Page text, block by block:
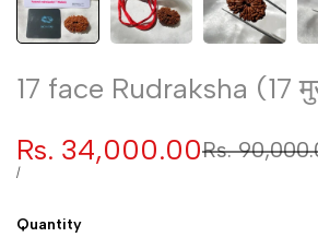
17 face Rudraksha (17
Regular
Rs.
Sale
price
Rs. 34,000.00
UNIT
/PER
Quantity